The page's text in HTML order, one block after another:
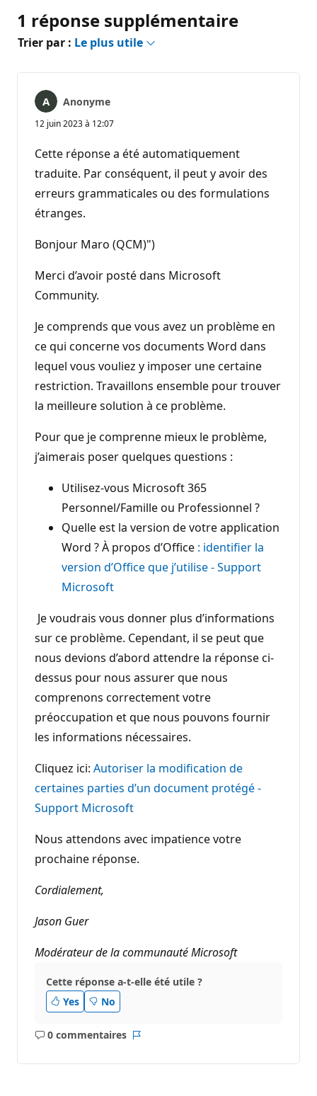
1 réponse supplémentaire
Trier par : Le plus utile
Anonyme
12 juin 2023 à 12:07
Cette réponse a été automatiquement
traduite. Par conséquent, il peut y avoir des
erreurs grammaticales ou des formulations
étranges.
Bonjour Maro (QCM)")
Merci d’avoir posté dans Microsoft
Community.
Je comprends que vous avez un problème en
ce qui concerne vos documents Word dans
lequel vous vouliez y imposer une certaine
restriction. Travaillons ensemble pour trouver
la meilleure solution à ce problème.
Pour que je comprenne mieux le problème,
j’aimerais poser quelques questions :
Utilisez-vous Microsoft 365
Personnel/Famille ou Professionnel ?
Quelle est la version de votre application
Word ? À propos d’Office : identifier la
version d’Office que j’utilise - Support
Microsoft
Je voudrais vous donner plus d’informations
sur ce problème. Cependant, il se peut que
nous devions d’abord attendre la réponse ci-
dessus pour nous assurer que nous
comprenons correctement votre
préoccupation et que nous pouvons fournir
les informations nécessaires.
Cliquez ici: Autoriser la modification de
certaines parties d’un document protégé -
Support Microsoft
Nous attendons avec impatience votre
prochaine réponse.
Cordialement,
Jason Guer
Modérateur de la communauté Microsoft
Cette réponse a-t-elle été utile ?
Yes
No
0 commentaires
Aucun